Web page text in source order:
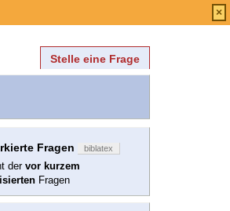
Stelle eine Frage
Fragen biblatex
der vor kurzem
Fragen
×